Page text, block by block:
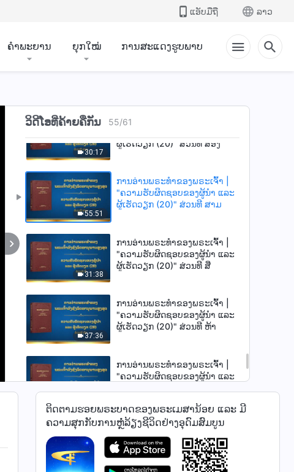
ແອັບມືຖື ລາວ
ຄຳພະຍານ ຍຸກໃໝ່ ການສະແດງຮູບພາບ
ວິດີໂອທີ່ຄ້າຍຄືກັນ 55/61
"ຄວາມຮັບຜິດຊອບຂອງຜູ້ນໍາ ແລະ
30:17
ການອ່ານພຣະທຳຂອງພຣະເຈົ້າ |
ຜູ້ເຮັດວຽກ (20)" ສ່ວນທີ ສອງ
55:51
ການອ່ານພຣະທຳຂອງພຣະເຈົ້າ |
"ຄວາມຮັບຜິດຊອບຂອງຜູ້ນໍາ ແລະ
ຜູ້ເຮັດວຽກ (20)" ສ່ວນທີ ສາມ
31:38
ການອ່ານພຣະທຳຂອງພຣະເຈົ້າ |
"ຄວາມຮັບຜິດຊອບຂອງຜູ້ນໍາ ແລະ
ຜູ້ເຮັດວຽກ (20)" ສ່ວນທີ ສີ່
37:36
ການອ່ານພຣະທຳຂອງພຣະເຈົ້າ |
"ຄວາມຮັບຜິດຊອບຂອງຜູ້ນໍາ ແລະ
ຜູ້ເຮັດວຽກ (20)" ສ່ວນທີ ຫ້າ
ການອ່ານພຣະທຳຂອງພຣະເຈົ້າ |
"ຄວາມຮັບຜິດຊອບຂອງຜູ້ນໍາ ແລະ
55:44
ການອ່ານພຣະທຳຂອງພຣະເຈົ້າ |
"ຄວາມຮັບຜິດຊອບຂອງຜູ້ນໍາ ແລະ
ຜູ້ເຮັດວຽກ (22)" ສ່ວນທີ ໜຶ່ງ
ຕິດຕາມຮອຍພຣະບາດຂອງພຣະເມສານ້ອຍ ແລະ ມີ
ຄວາມສຸກກັບການຫຼໍ່ລ້ຽງຊີວິດຢ່າງອຸດົມສົມບູນ